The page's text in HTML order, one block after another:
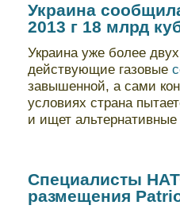
Украина
2013 г 18 млрд
Украина уже более
действующие газовые
завышенной, а сами
условиях страна
и ищет
Специалисты
размещения